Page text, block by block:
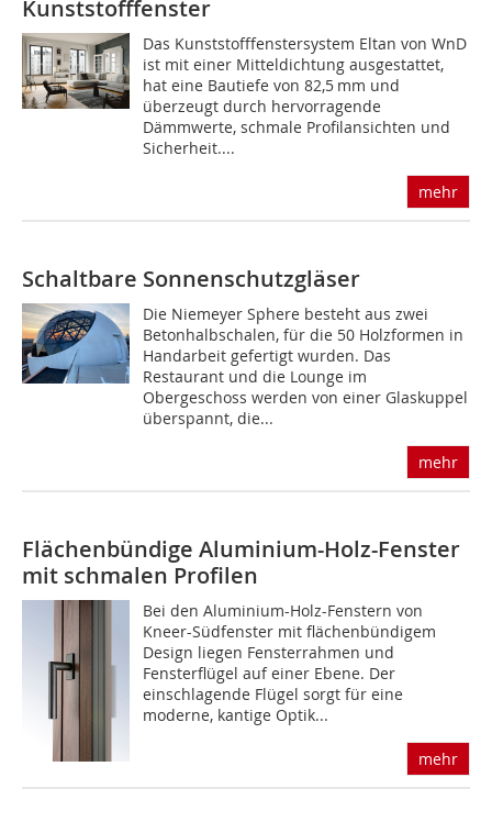
Kunststofffenster
Das Kunststofffenstersystem Eltan von WnD
ist mit einer Mitteldichtung ausgestattet,
hat eine Bautiefe von 82,5 mm und
überzeugt durch hervorragende
Dämmwerte, schmale Profilansichten und
Sicherheit....
mehr
Schaltbare Sonnenschutzgläser
Die Niemeyer Sphere besteht aus zwei
Betonhalbschalen, für die 50 Holzformen in
Handarbeit gefertigt wurden. Das
Restaurant und die Lounge im
Obergeschoss werden von einer Glaskuppel
überspannt, die...
mehr
Flächenbündige Aluminium-Holz-Fenster
mit schmalen Profilen
Bei den Aluminium-Holz-Fenstern von
Kneer-Südfenster mit flächenbündigem
Design liegen Fensterrahmen und
Fensterflügel auf einer Ebene. Der
einschlagende Flügel sorgt für eine
moderne, kantige Optik...
mehr